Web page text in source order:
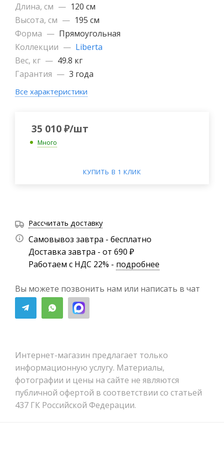
Длина, см — 120 см
Высота, см — 195 см
Форма — Прямоугольная
Коллекции — Liberta
Вес, кг — 49.8 кг
Гарантия — 3 года
Все характеристики
35 010₽/шт
Много
КУПИТЬ В 1 КЛИК
Рассчитать доставку
Самовывоз завтра - бесплатно
Доставка завтра - от 690 ₽
Работаем с НДС 22% - подробнее
Вы можете позвонить нам или написать в чат
Интернет-магазин предлагает только
информационную услугу. Материалы,
фотографии и цены на сайте не являются
публичной офертой в соответствии со статьей
437 ГК Российской Федерации.